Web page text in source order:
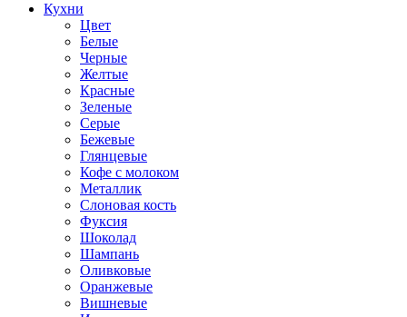
Кухни
Цвет
Белые
Черные
Желтые
Красные
Зеленые
Серые
Бежевые
Глянцевые
Кофе с молоком
Металлик
Слоновая кость
Фуксия
Шоколад
Шампань
Оливковые
Оранжевые
Вишневые